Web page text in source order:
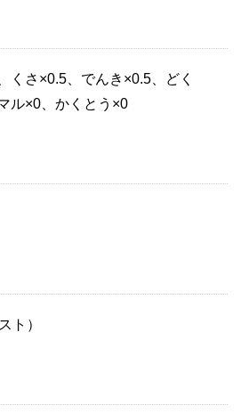
くさ×0.5、でんき×0.5、どく
ル×0、かくとう×0
ト）